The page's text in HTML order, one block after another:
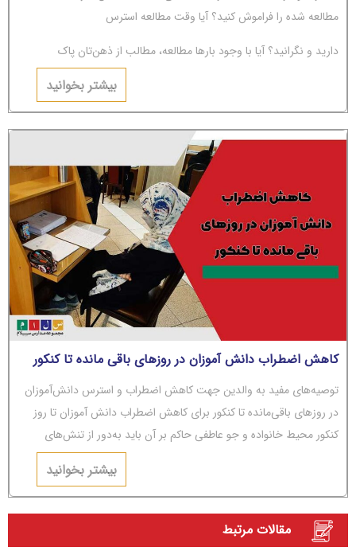
مطالعه شده را فراموش کنید؟ آیا وقت مطالعه استرس
دارید و نگرانید؟ آیا با وجود بارها مطالعه، مطالب از ذهن‌تان پاک
می‌شوند؟ اگر جواب‌تان مثبت است، باید بگوییم شما دچار
بیشتر بخوانید
کاهش اضطراب دانش آموزان در روزهای باقی مانده تا کنکور
توصیه‌های مفید به والدین جهت کاهش اضطراب و استرس دانش‌آموزان
در روزهای باقی‌مانده تا کنکور برای کاهش اضطراب دانش آموزان تا روز
کنکور محیط خانواده و جو عاطفی حاکم بر آن باید به‌دور از تنش‌های
بیشتر بخوانید
مقالات مرتبط